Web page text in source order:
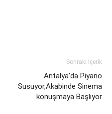
Sonraki İçerik
Antalya’da Piyano
Susuyor,Akabinde Sinema
konuşmaya Başlıyor